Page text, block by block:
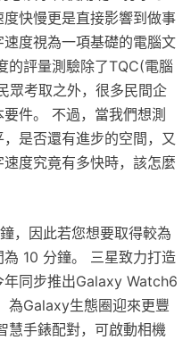
快慢更是直接影響到做事
度視為一項基礎的電腦文
的評量測驗除了TQC(電腦
眾考取之外，很多民間企
件。 不過，當我們想測
是否還有進步的空間，又
度究竟有多快時，該怎麼
，因此若您想要取得較為
10 分鐘。 三星致力打造
年同步推出Galaxy Watch6
為Galaxy生態圈迎來更豐
慧手錶配對，可啟動相機